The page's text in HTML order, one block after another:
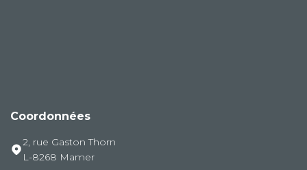
Coordonnées
2, rue Gaston Thorn
L-8268 Mamer